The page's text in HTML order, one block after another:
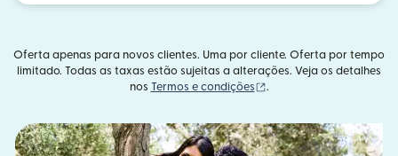
Oferta apenas para novos clientes. Uma por cliente. Oferta por tempo
limitado. Todas as taxas estão sujeitas a alterações. Veja os detalhes
nos Termos e condições (abre em uma nova
.